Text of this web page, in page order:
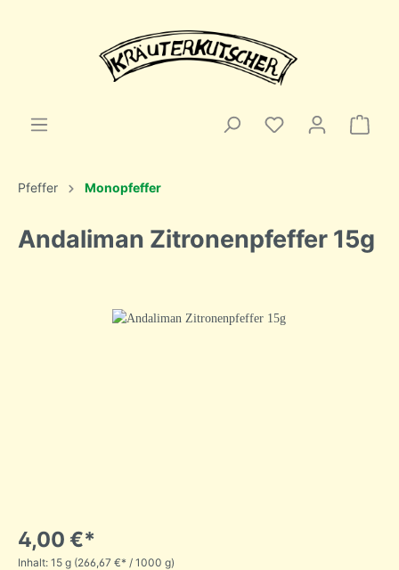
Pfeffer Monopfeffer
Andaliman Zitronenpfeffer 15g
4,00 €*
Inhalt: 15 g (266,67 €* / 1000 g)